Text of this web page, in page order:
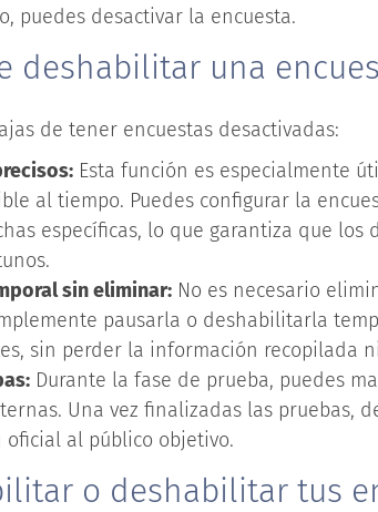
puedes desactivar la encuesta.
deshabilitar una
de tener encuestas desactivadas:
Esta función es especialmente
al tiempo. Puedes configurar la
específicas, lo que garantiza que los
sin eliminar: No es necesario
pausarla o deshabilitarla
sin perder la información recopilada
Durante la fase de prueba, puedes
Una vez finalizadas las pruebas,
al público objetivo.
o deshabilitar tus